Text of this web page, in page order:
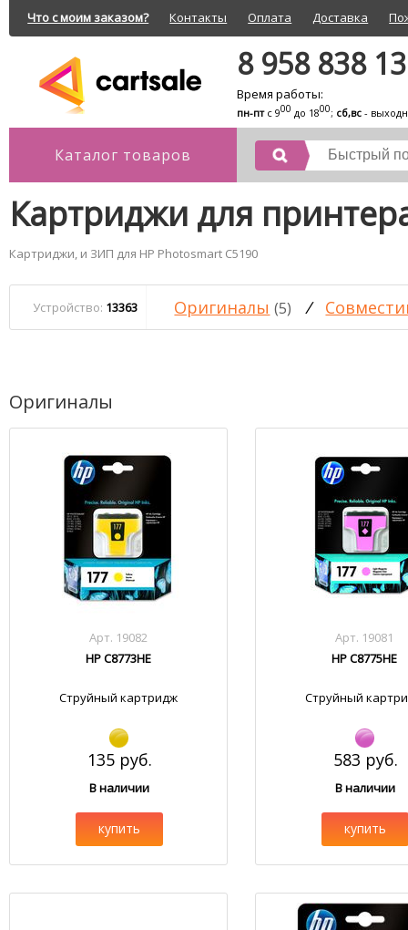
Что с моим заказом? Контакты Оплата Доставка
8 958 838
Время работы:
пн-птс 900 до 1800; сб,вс -
Каталог товаров
Картриджи для
Картриджи, и ЗИП для HP Photosmart C5190
Устройство: 13363 Оригиналы (5) /
Оригиналы
Арт. 19082
HP C8773HE
Струйный картридж
135 руб.
В наличии
купить
Арт. 19081
HP C8775HE
Струйный
583 руб.
В наличии
купить